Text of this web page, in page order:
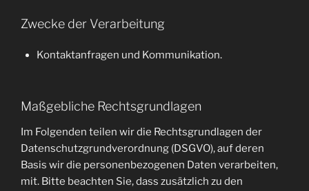
Zwecke der Verarbeitung
Kontaktanfragen und Kommunikation.
Maßgebliche Rechtsgrundlagen
Im Folgenden teilen wir die Rechtsgrundlagen der
Datenschutzgrundverordnung (DSGVO), auf deren
Basis wir die personenbezogenen Daten verarbeiten,
mit. Bitte beachten Sie, dass zusätzlich zu den